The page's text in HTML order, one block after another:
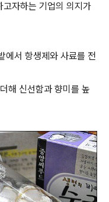
자하는 기업의 의지가
에서 항생제와 사료를 전
해 신선함과 향미를 높